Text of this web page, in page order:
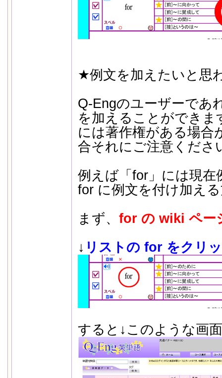
★例文を加えたいと思
Q-Engのユーザーであ
を加えることができま
には著作権がある場合
合それにご注意くださ
例えば「for」には現
for に例文を付け加え
まず、 for の wiki ペー
↓ リストの for をクリ
すると↓このような画